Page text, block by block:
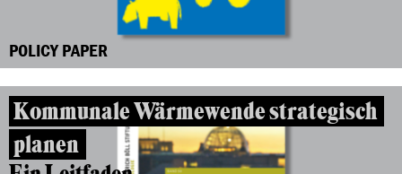
POLICY PAPER
Kommunale Wärmewende strategisch
planen